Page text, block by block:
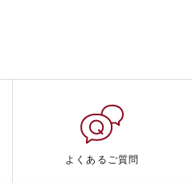
よくあるご質問